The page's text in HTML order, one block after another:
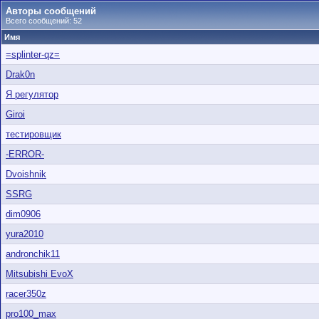
Авторы сообщений
Всего сообщений: 52
Имя
=splinter-qz=
Drak0n
Я регулятор
Giroi
тестировщик
-ERROR-
Dvoishnik
SSRG
dim0906
yura2010
andronchik11
Mitsubishi EvoX
racer350z
pro100_max